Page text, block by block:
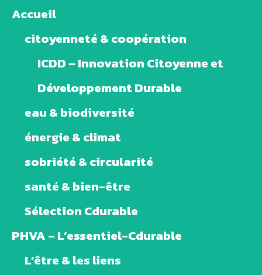
Accueil
citoyenneté & coopération
ICDD – Innovation Citoyenne et
Développement Durable
eau & biodiversité
énergie & climat
sobriété & circularité
santé & bien-être
Sélection Cdurable
PHVA – L’essentiel-Cdurable
L’être & les liens